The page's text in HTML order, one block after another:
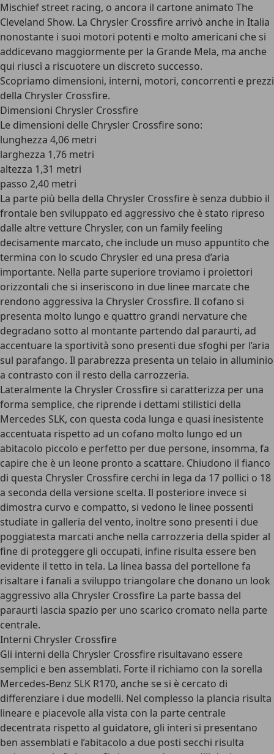
Mischief street racing, o ancora il cartone animato The
Cleveland Show. La Chrysler Crossfire arrivò anche in Italia
nonostante i suoi motori potenti e molto americani che si
addicevano maggiormente per la Grande Mela, ma anche
qui riuscì a riscuotere un discreto successo.
Scopriamo dimensioni, interni, motori, concorrenti e prezzi
della Chrysler Crossfire.
Dimensioni Chrysler Crossfire
Le dimensioni delle Chrysler Crossfire sono:
lunghezza 4,06 metri
larghezza 1,76 metri
altezza 1,31 metri
passo 2,40 metri
La parte più bella della Chrysler Crossfire è senza dubbio il
frontale ben sviluppato ed aggressivo che è stato ripreso
dalle altre vetture Chrysler, con un family feeling
decisamente marcato, che include un muso appuntito che
termina con lo scudo Chrysler ed una presa d’aria
importante. Nella parte superiore troviamo i proiettori
orizzontali che si inseriscono in due linee marcate che
rendono aggressiva la Chrysler Crossfire. Il cofano si
presenta molto lungo e quattro grandi nervature che
degradano sotto al montante partendo dal paraurti, ad
accentuare la sportività sono presenti due sfoghi per l’aria
sul parafango. Il parabrezza presenta un telaio in alluminio
a contrasto con il resto della carrozzeria.
Lateralmente la Chrysler Crossfire si caratterizza per una
forma semplice, che riprende i dettami stilistici della
Mercedes SLK, con questa coda lunga e quasi inesistente
accentuata rispetto ad un cofano molto lungo ed un
abitacolo piccolo e perfetto per due persone, insomma, fa
capire che è un leone pronto a scattare. Chiudono il fianco
di questa Chrysler Crossfire cerchi in lega da 17 pollici o 18
a seconda della versione scelta. Il posteriore invece si
dimostra curvo e compatto, si vedono le linee possenti
studiate in galleria del vento, inoltre sono presenti i due
poggiatesta marcati anche nella carrozzeria della spider al
fine di proteggere gli occupati, infine risulta essere ben
evidente il tetto in tela. La linea bassa del portellone fa
risaltare i fanali a sviluppo triangolare che donano un look
aggressivo alla Chrysler Crossfire La parte bassa del
paraurti lascia spazio per uno scarico cromato nella parte
centrale.
Interni Chrysler Crossfire
Gli interni della Chrysler Crossfire risultavano essere
semplici e ben assemblati. Forte il richiamo con la sorella
Mercedes-Benz SLK R170, anche se si è cercato di
differenziare i due modelli. Nel complesso la plancia risulta
lineare e piacevole alla vista con la parte centrale
decentrata rispetto al guidatore, gli interi si presentano
ben assemblati e l’abitacolo a due posti secchi risulta